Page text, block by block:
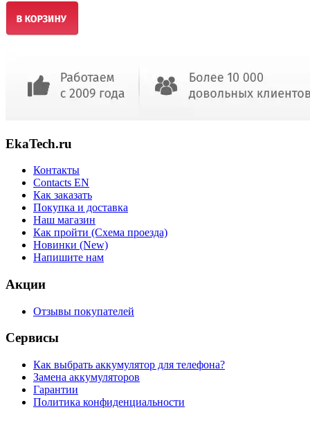
EkaTech.ru
Контакты
Contacts EN
Как заказать
Покупка и доставка
Наш магазин
Как пройти (Схема проезда)
Новинки (New)
Напишите нам
Акции
Отзывы покупателей
Сервисы
Как выбрать аккумулятор для телефона?
Замена аккумуляторов
Гарантии
Политика конфиденциальности